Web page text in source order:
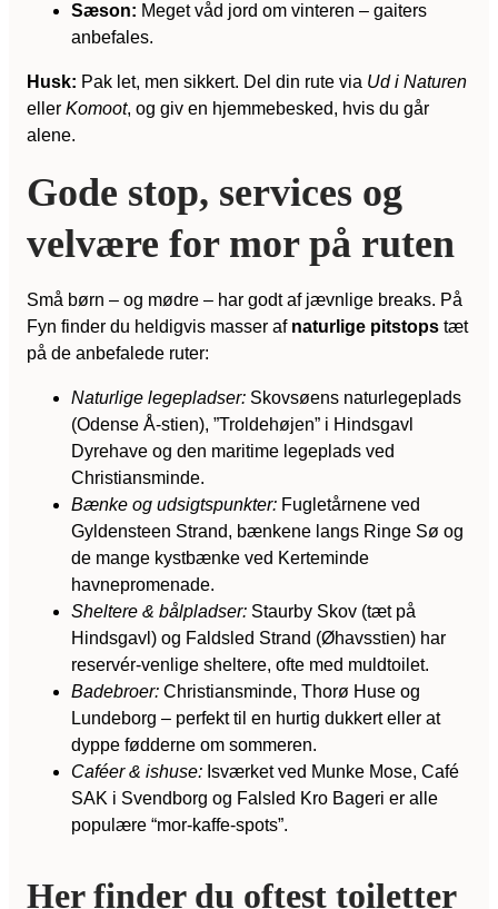
Sæson: Meget våd jord om vinteren – gaiters
anbefales.
Husk: Pak let, men sikkert. Del din rute via Ud i Naturen
eller Komoot, og giv en hjemmebesked, hvis du går
alene.
Gode stop, services og
velvære for mor på ruten
Små børn – og mødre – har godt af jævnlige breaks. På
Fyn finder du heldigvis masser af naturlige pitstops tæt
på de anbefalede ruter:
Naturlige legepladser: Skovsøens naturlegeplads
(Odense Å-stien), ”Troldehøjen” i Hindsgavl
Dyrehave og den maritime legeplads ved
Christiansminde.
Bænke og udsigtspunkter: Fugletårnene ved
Gyldensteen Strand, bænkene langs Ringe Sø og
de mange kystbænke ved Kerteminde
havnepromenade.
Sheltere & bålpladser: Staurby Skov (tæt på
Hindsgavl) og Faldsled Strand (Øhavsstien) har
reservér-venlige sheltere, ofte med muldtoilet.
Badebroer: Christiansminde, Thorø Huse og
Lundeborg – perfekt til en hurtig dukkert eller at
dyppe fødderne om sommeren.
Caféer & ishuse: Isværket ved Munke Mose, Café
SAK i Svendborg og Falsled Kro Bageri er alle
populære “mor-kaffe-spots”.
Her finder du oftest toiletter